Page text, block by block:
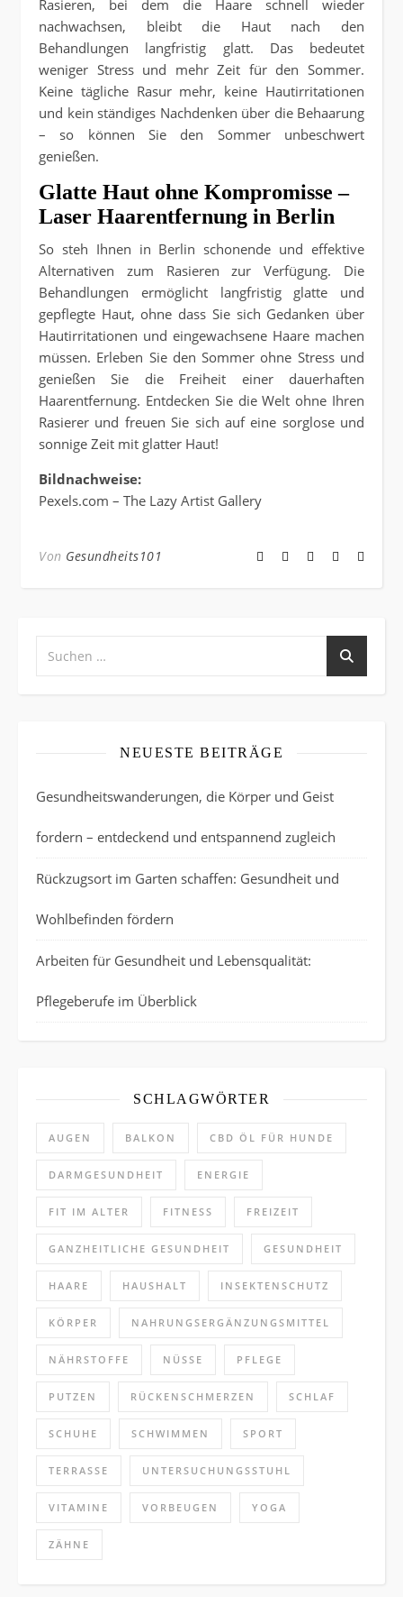
Rasieren, bei dem die Haare schnell wieder
nachwachsen, bleibt die Haut nach den
Behandlungen langfristig glatt. Das bedeutet
weniger Stress und mehr Zeit für den Sommer.
Keine tägliche Rasur mehr, keine Hautirritationen
und kein ständiges Nachdenken über die Behaarung
– so können Sie den Sommer unbeschwert
genießen.
Glatte Haut ohne Kompromisse –
Laser Haarentfernung in Berlin
So steh Ihnen in Berlin schonende und effektive
Alternativen zum Rasieren zur Verfügung. Die
Behandlungen ermöglicht langfristig glatte und
gepflegte Haut, ohne dass Sie sich Gedanken über
Hautirritationen und eingewachsene Haare machen
müssen. Erleben Sie den Sommer ohne Stress und
genießen Sie die Freiheit einer dauerhaften
Haarentfernung. Entdecken Sie die Welt ohne Ihren
Rasierer und freuen Sie sich auf eine sorglose und
sonnige Zeit mit glatter Haut!
Bildnachweise:
Pexels.com – The Lazy Artist Gallery
Von Gesundheits101
NEUESTE BEITRÄGE
Gesundheitswanderungen, die Körper und Geist
fordern – entdeckend und entspannend zugleich
Rückzugsort im Garten schaffen: Gesundheit und
Wohlbefinden fördern
Arbeiten für Gesundheit und Lebensqualität:
Pflegeberufe im Überblick
SCHLAGWÖRTER
AUGEN BALKON CBD ÖL FÜR HUNDE
DARMGESUNDHEIT ENERGIE
FIT IM ALTER FITNESS FREIZEIT
GANZHEITLICHE GESUNDHEIT GESUNDHEIT
HAARE HAUSHALT INSEKTENSCHUTZ
KÖRPER NAHRUNGSERGÄNZUNGSMITTEL
NÄHRSTOFFE NÜSSE PFLEGE
PUTZEN RÜCKENSCHMERZEN SCHLAF
SCHUHE SCHWIMMEN SPORT
TERRASSE UNTERSUCHUNGSSTUHL
VITAMINE VORBEUGEN YOGA
ZÄHNE